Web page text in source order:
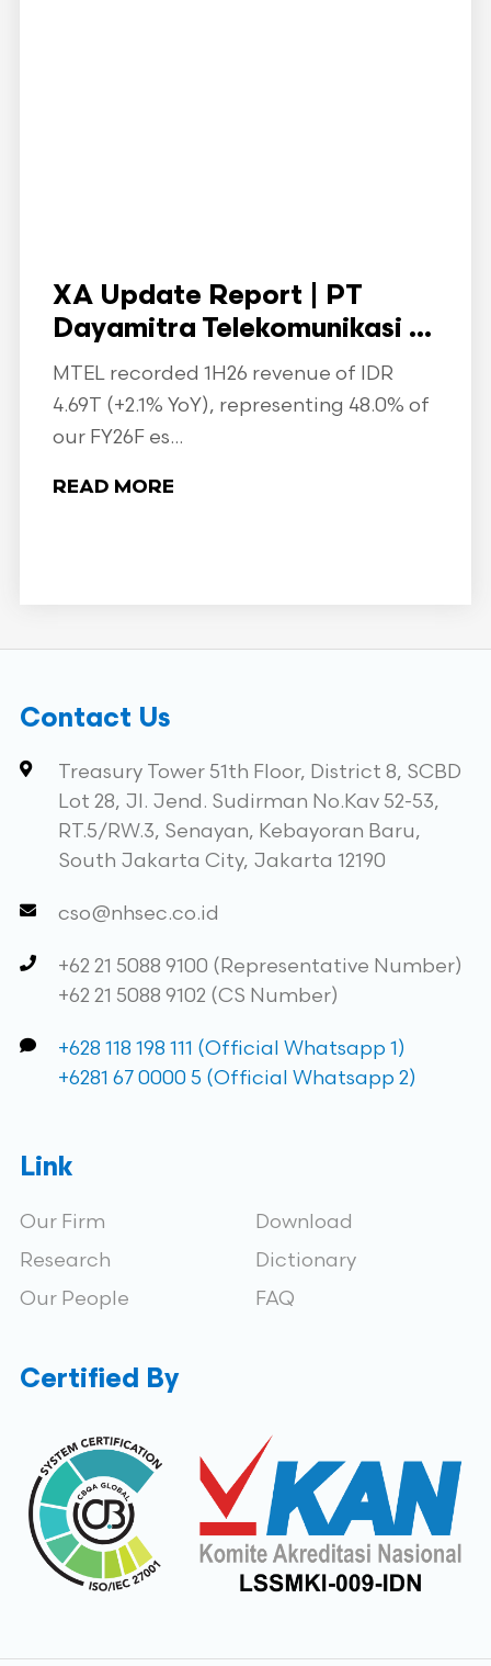
XA Update Report | PT
Dayamitra Telekomunikasi ...
MTEL recorded 1H26 revenue of IDR
4.69T (+2.1% YoY), representing 48.0% of
our FY26F es...
READ MORE
Contact Us
Treasury Tower 51th Floor, District 8, SCBD
Lot 28, Jl. Jend. Sudirman No.Kav 52-53,
RT.5/RW.3, Senayan, Kebayoran Baru,
South Jakarta City, Jakarta 12190
cso@nhsec.co.id
+62 21 5088 9100 (Representative Number)
+62 21 5088 9102 (CS Number)
+628 118 198 111 (Official Whatsapp 1)
+6281 67 0000 5 (Official Whatsapp 2)
Link
Our Firm
Research
Our People
Download
Dictionary
FAQ
Certified By